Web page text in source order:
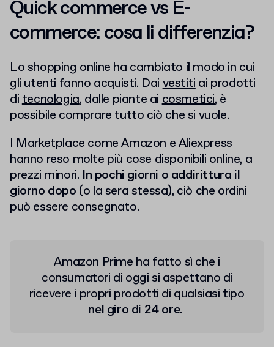
Quick commerce vs E-
commerce: cosa li differenzia?
Lo shopping online ha cambiato il modo in cui
gli utenti fanno acquisti. Daivestitiai prodotti
ditecnologia, dalle piante aicosmetici, è
possibile comprare tutto ciò che si vuole.
I Marketplace come Amazon e Aliexpress
hanno reso molte più cose disponibili online, a
prezzi minori. In pochi giorni o addirittura il
giorno dopo (o la sera stessa), ciò che ordini
può essere consegnato.
Amazon Prime ha fatto sì che i
consumatori di oggi si aspettano di
ricevere i propri prodotti di qualsiasi tipo
nel giro di 24 ore.